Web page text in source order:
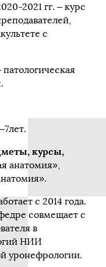
2021 гг. – курс
с
курсы,
анатомия»,
с 2014 года.
совмещает с
в
НИИ
уронефрологии.